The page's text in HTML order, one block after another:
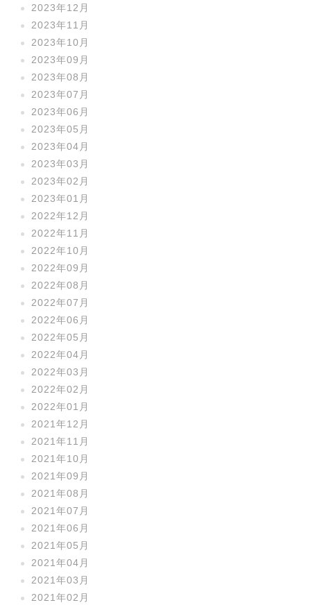
2023年12月
2023年11月
2023年10月
2023年09月
2023年08月
2023年07月
2023年06月
2023年05月
2023年04月
2023年03月
2023年02月
2023年01月
2022年12月
2022年11月
2022年10月
2022年09月
2022年08月
2022年07月
2022年06月
2022年05月
2022年04月
2022年03月
2022年02月
2022年01月
2021年12月
2021年11月
2021年10月
2021年09月
2021年08月
2021年07月
2021年06月
2021年05月
2021年04月
2021年03月
2021年02月